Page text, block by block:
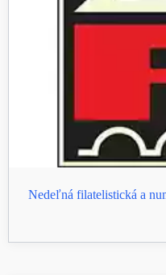
Nedeľná filatelistická a